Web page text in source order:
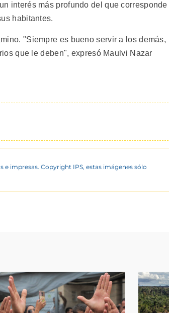
interés más profundo del que corresponde
habitantes.
"Siempre es bueno servir a los demás,
que le deben", expresó Maulvi Nazar
impresas. Copyright IPS, estas imágenes sólo